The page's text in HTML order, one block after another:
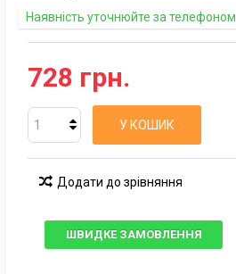
Наявність уточнюйте за телефоном
728 грн.
У КОШИК
Додати до зрівняння
ШВИДКЕ ЗАМОВЛЕННЯ